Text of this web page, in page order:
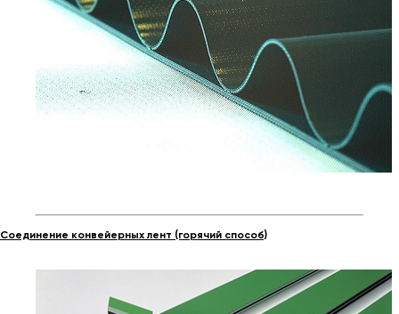
Соединение конвейерных лент (горячий способ)